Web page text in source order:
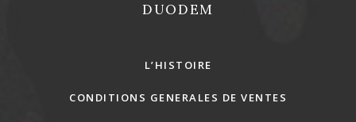
DUODEM
L’HISTOIRE
CONDITIONS GENERALES DE VENTES